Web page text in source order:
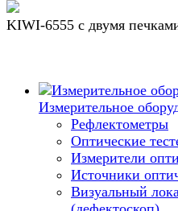
KIWI-6555 c двумя
Измерительное
Рефлектометры
Оптические
Измерители
Источники
Визуальный